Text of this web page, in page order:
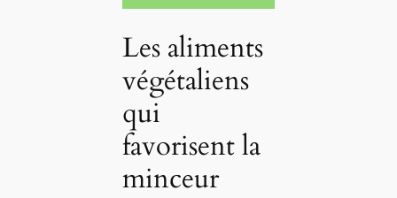
Les aliments
végétaliens
qui
favorisent la
minceur